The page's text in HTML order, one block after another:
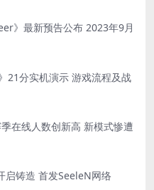
》最新预告公布 2023年9月
21分实机演示 游戏流程及战
季在线人数创新高 新模式惨遭
启铸造 首发SeeleN网络